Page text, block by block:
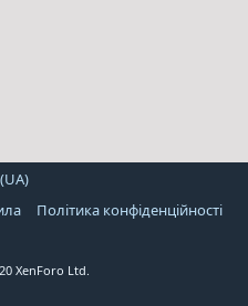
Політика конфіденційності
XenForo Ltd.